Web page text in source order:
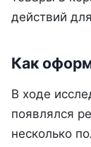
действий
Как
В ходе
появлялся
несколько